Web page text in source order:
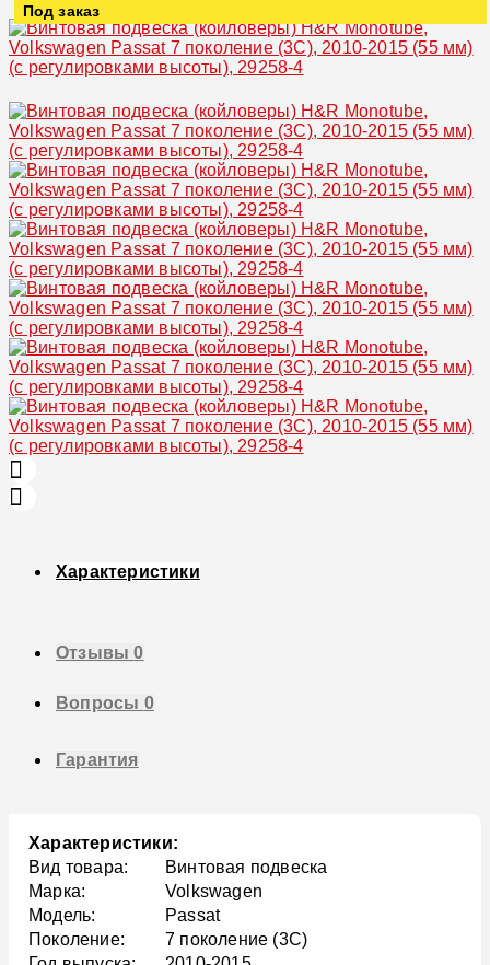
Под заказ
Характеристики
Отзывы0
Вопросы 0
Гарантия
Характеристики:
Вид товара:
Винтовая подвеска
Марка:
Volkswagen
Модель:
Passat
Поколение:
7 поколение (3C)